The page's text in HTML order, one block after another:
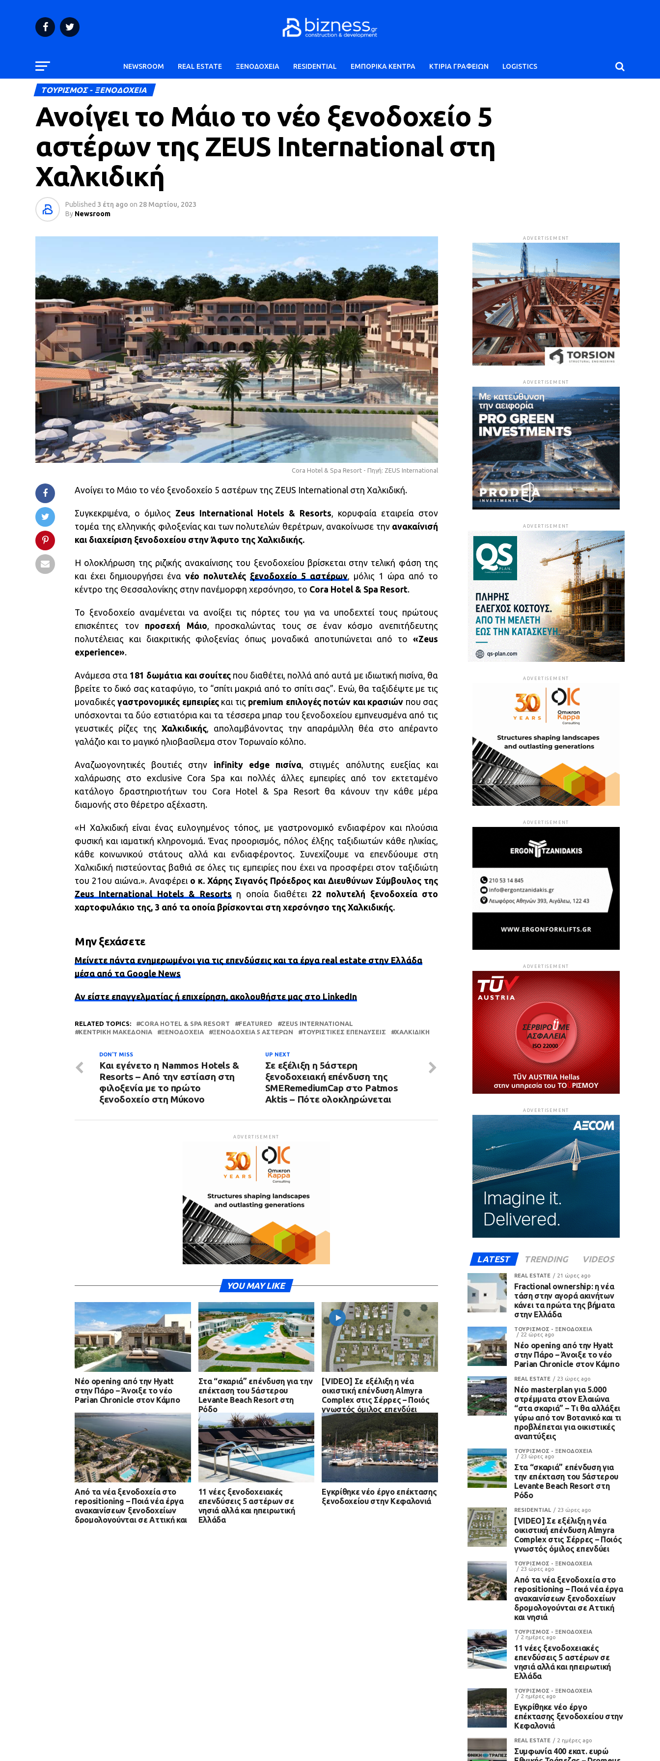
NEWSROOM REAL ESTATE ΞΕΝΟΔΟΧΕΙΑ RESIDENTIAL ΕΜΠΟΡΙΚΑ ΚΕΝΤΡΑ ΚΤΙΡΙΑ ΓΡΑΦΕΙΩΝ LOGISTICS
ΤΟΥΡΙΣΜΟΣ - ΞΕΝΟΔΟΧΕΙΑ
Ανοίγει το Μάιο το νέο ξενοδοχείο 5
αστέρων της ZEUS International στη
Χαλκιδική
Published 3 έτη ago on 28 Μαρτίου, 2023
By Newsroom
Cora Hotel & Spa Resort - Πηγή: ZEUS International
Ανοίγει το Μάιο το νέο ξενοδοχείο 5 αστέρων της ZEUS International στη Χαλκιδική.
Συγκεκριμένα, ο όμιλος Zeus International Hotels & Resorts, κορυφαία εταιρεία στον
τομέα της ελληνικής φιλοξενίας και των πολυτελών θερέτρων, ανακοίνωσε την ανακαίνισή
και διαχείριση ξενοδοχείου στην Άφυτο της Χαλκιδικής.
Η ολοκλήρωση της ριζικής ανακαίνισης του ξενοδοχείου βρίσκεται στην τελική φάση της
και έχει δημιουργήσει ένα νέο πολυτελές ξενοδοχείο 5 αστέρων, μόλις 1 ώρα από το
κέντρο της Θεσσαλονίκης στην πανέμορφη χερσόνησο, το Cora Hotel & Spa Resort.
Το ξενοδοχείο αναμένεται να ανοίξει τις πόρτες του για να υποδεχτεί τους πρώτους
επισκέπτες τον προσεχή Μάιο, προσκαλώντας τους σε έναν κόσμο ανεπιτήδευτης
πολυτέλειας και διακριτικής φιλοξενίας όπως μοναδικά αποτυπώνεται από το «Zeus
experience».
Ανάμεσα στα 181 δωμάτια και σουίτεςπου διαθέτει, πολλά από αυτά με ιδιωτική πισίνα, θα
βρείτε το δικό σας καταφύγιο, το “σπίτι μακριά από το σπίτι σας”. Ενώ, θα ταξιδέψτε με τις
μοναδικέςγαστρονομικές εμπειρίεςκαι τις premium επιλογές ποτών και κρασιών που σας
υπόσχονται τα δύο εστιατόρια και τα τέσσερα μπαρ του ξενοδοχείου εμπνευσμένα από τις
γευστικές ρίζες της Χαλκιδικής, απολαμβάνοντας την απαράμιλλη θέα στο απέραντο
γαλάζιο και το μαγικό ηλιοβασίλεμα στον Τορωναίο κόλπο.
Αναζωογονητικές βουτιές στην infinity edge πισίνα, στιγμές απόλυτης ευεξίας και
χαλάρωσης στο exclusive Cora Spa και πολλές άλλες εμπειρίες από τον εκτεταμένο
κατάλογο δραστηριοτήτων του Cora Hotel & Spa Resort θα κάνουν την κάθε μέρα
διαμονής στο θέρετρο αξέχαστη.
«Η Χαλκιδική είναι ένας ευλογημένος τόπος, με γαστρονομικό ενδιαφέρον και πλούσια
φυσική και ιαματική κληρονομιά. Ένας προορισμός, πόλος έλξης ταξιδιωτών κάθε ηλικίας,
κάθε κοινωνικού στάτους αλλά και ενδιαφέροντος. Συνεχίζουμε να επενδύουμε στη
Χαλκιδική πιστεύοντας βαθιά σε όλες τις εμπειρίες που έχει να προσφέρει στον ταξιδιώτη
του 21ου αιώνα.». Αναφέρει ο κ. Χάρης Σιγανός Πρόεδρος και Διευθύνων Σύμβουλος της
Zeus International Hotels & Resorts η οποία διαθέτει 22 πολυτελή ξενοδοχεία στο
χαρτοφυλάκιο της, 3 από τα οποία βρίσκονται στη χερσόνησο της Χαλκιδικής.
Μην ξεχάσετε
Μείνετε πάντα ενημερωμένοι για τις επενδύσεις και τα έργα real estate στην Ελλάδα
μέσα από τα Google News
Αν είστε επαγγελματίας ή επιχείρηση, ακολουθήστε μας στο LinkedIn
RELATED TOPICS: CORA HOTEL & SPA RESORT FEATURED
ZEUS INTERNATIONAL
ΚΕΝΤΡΙΚΉ ΜΑΚΕΔΟΝΊΑ
ΞΕΝΟΔΟΧΕΊΑ ΞΕΝΟΔΟΧΕΊΑ 5 ΑΣΤΈΡΩΝ ΤΟΥΡΙΣΤΙΚΈΣ ΕΠΕΝΔΎΣΕΙΣ ΧΑΛΚΙΔΙΚΉ
UP NEXT
Σε εξέλιξη η 5άστερη
ξενοδοχειακή επένδυση της
SMERemediumCap στο Patmos
Aktis – Πότε ολοκληρώνεται
DON'T MISS
Και εγένετο η Nammos Hotels &
Resorts – Από την εστίαση στη
φιλοξενία με το πρώτο
ξενοδοχείο στη Μύκονο
ADVERTISEMENT
YOU MAY LIKE
Νέο opening από την Hyatt
στην Πάρο – Άνοιξε το νέο
Parian Chronicle στον Κάμπο
Στα “σκαριά” επένδυση για την
επέκταση του 5άστερου
Levante Beach Resort στη
Ρόδο
[VIDEO] Σε εξέλιξη η νέα
οικιστική επένδυση Almyra
Complex στις Σέρρες – Ποιός
γνωστός όμιλος επενδύει
Από τα νέα ξενοδοχεία στο
repositioning – Ποιά νέα έργα
ανακαινίσεων ξενοδοχείων
δρομολογούνται σε Αττική και
11 νέες ξενοδοχειακές
επενδύσεις 5 αστέρων σε
νησιά αλλά και ηπειρωτική
Ελλάδα
Εγκρίθηκε νέο έργο επέκτασης
ξενοδοχείου στην Κεφαλονιά
ADVERTISEMENT
ADVERTISEMENT
ADVERTISEMENT
ADVERTISEMENT
ADVERTISEMENT
ADVERTISEMENT
ADVERTISEMENT
LATEST TRENDING VIDEOS
REAL ESTATE 21 ώρες ago
Fractional ownership: η νέα
τάση στην αγορά ακινήτων
κάνει τα πρώτα της βήματα
στην Ελλάδα
ΤΟΥΡΙΣΜΟΣ - ΞΕΝΟΔΟΧΕΙΑ
22 ώρες ago
Νέο opening από την Hyatt
στην Πάρο – Άνοιξε το νέο
Parian Chronicle στον Κάμπο
REAL ESTATE 23 ώρες ago
Νέο masterplan για 5.000
στρέμματα στον Ελαιώνα
“στα σκαριά” – Τι θα αλλάξει
γύρω από τον Βοτανικό και τι
προβλέπεται για οικιστικές
αναπτύξεις
ΤΟΥΡΙΣΜΟΣ - ΞΕΝΟΔΟΧΕΙΑ
23 ώρες ago
Στα “σκαριά” επένδυση για
την επέκταση του 5άστερου
Levante Beach Resort στη
Ρόδο
RESIDENTIAL 23 ώρες ago
[VIDEO] Σε εξέλιξη η νέα
οικιστική επένδυση Almyra
Complex στις Σέρρες – Ποιός
γνωστός όμιλος επενδύει
ΤΟΥΡΙΣΜΟΣ - ΞΕΝΟΔΟΧΕΙΑ
23 ώρες ago
Από τα νέα ξενοδοχεία στο
repositioning – Ποιά νέα έργα
ανακαινίσεων ξενοδοχείων
δρομολογούνται σε Αττική
και νησιά
ΤΟΥΡΙΣΜΟΣ - ΞΕΝΟΔΟΧΕΙΑ
2 ημέρες ago
11 νέες ξενοδοχειακές
επενδύσεις 5 αστέρων σε
νησιά αλλά και ηπειρωτική
Ελλάδα
ΤΟΥΡΙΣΜΟΣ - ΞΕΝΟΔΟΧΕΙΑ
2 ημέρες ago
Εγκρίθηκε νέο έργο
επέκτασης ξενοδοχείου στην
Κεφαλονιά
REAL ESTATE 2 ημέρες ago
Συμφωνία 400 εκατ. ευρώ